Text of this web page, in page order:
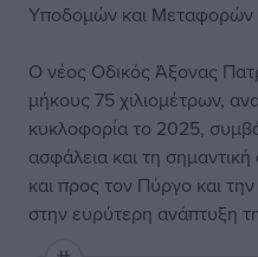
Υποδομών και Μεταφορών
Ο νέος Οδικός Άξονας
μήκους 75 χιλιομέτρων,
κυκλοφορία το 2025,
ασφάλεια και τη
και προς τον Πύργο και
στην ευρύτερη ανάπτυξη